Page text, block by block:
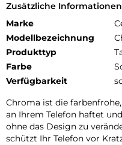
Zusätzliche Informationen
Marke
Modellbezeichnung
Produkttyp
Farbe
Verfügbarkeit
Chroma ist die
an Ihrem Telefon haftet
ohne das Design zu
schützt Ihr Telefon vor